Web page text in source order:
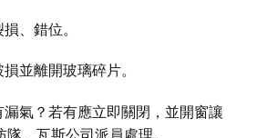
、錯位。
並離開玻璃碎片。
氣？若有應立即關閉，並開窗讓